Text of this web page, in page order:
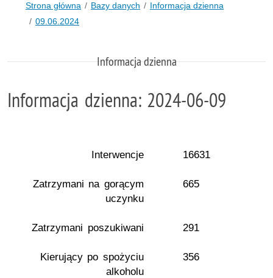
Strona główna Bazy danych
Informacja dzienna
09.06.2024
Informacja dzienna
Informacja dzienna: 2024-06-09
Interwencje 16631
Zatrzymani na gorącym
uczynku
665
Zatrzymani poszukiwani 291
Kierujący po spożyciu
alkoholu
356